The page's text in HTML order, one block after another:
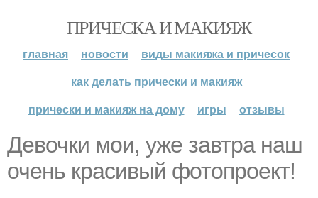
ПРИЧЕСКА И МАКИЯЖ
главная новости
виды макияжа и причесок
как делать прически и макияж
прически и макияж на дому
игры отзывы
Девочки мои, уже завтра наш
очень красивый фотопроект!